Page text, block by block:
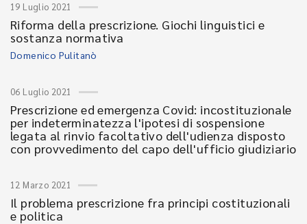
19 Luglio 2021
Riforma della prescrizione. Giochi linguistici e
sostanza normativa
Domenico Pulitanò
06 Luglio 2021
Prescrizione ed emergenza Covid: incostituzionale
per indeterminatezza l'ipotesi di sospensione
legata al rinvio facoltativo dell'udienza disposto
con provvedimento del capo dell'ufficio giudiziario
12 Marzo 2021
Il problema prescrizione fra principi costituzionali
e politica